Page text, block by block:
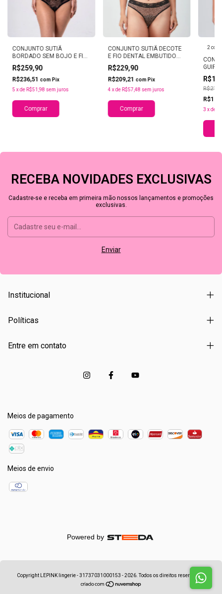
CONJUNTO SUTIÃ
BORDADO SEM BOJO E FIO
DENTAL LARGO LACE SKIN
R$259,90
R$236,51 com Pix
5 xde R$51,98 sem juros
Comprar
CONJUNTO SUTIÃ DECOTE
E FIO DENTAL EMBUTIDO
PANTERA
R$229,90
R$209,21 com Pix
4 xde R$57,48 sem juros
Comprar
2
3 xde
RECEBA NOVIDADES EXCLUSIVAS
Cadastre-se e receba em primeira mão nossos lançamentos e promoções
exclusivas.
Institucional
Políticas
Entre em contato
Meios de pagamento
Meios de envio
Powered by
Copyright LEPINK lingerie - 31737031000153 - 2026. Todos os direitos reservados.